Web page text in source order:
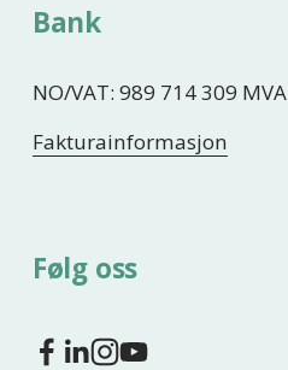
Bank
NO/VAT: 989 714 309 MVA
Fakturainformasjon
Følg oss